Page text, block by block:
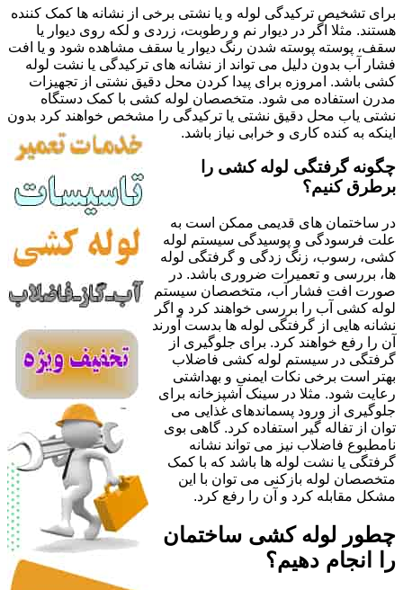
برای تشخیص ترکیدگی لوله و یا نشتی برخی از نشانه ها کمک کننده
هستند. مثلا اگر در دیوار نم و رطوبت، زردی و لکه روی دیوار یا
سقف، پوسته پوسته شدن رنگ دیوار یا سقف مشاهده شود و یا افت
فشار آب بدون دلیل می تواند از نشانه های ترکیدگی یا نشت لوله
کشی باشد. امروزه برای پیدا کردن محل دقیق نشتی از تجهیزات
مدرن استفاده می شود. متخصصان لوله کشی با کمک دستگاه
نشتی یاب محل دقیق نشتی یا ترکیدگی را مشخص خواهند کرد بدون
اینکه به کنده کاری و خرابی نیاز باشد.
چگونه گرفتگی لوله کشی را
برطرق کنیم؟
در ساختمان های قدیمی ممکن است به
علت فرسودگی و پوسیدگی سیستم لوله
کشی، رسوب، زنگ زدگی و گرفتگی لوله
ها، بررسی و تعمیرات ضروری باشد. در
صورت افت فشار آب، متخصصان سیستم
لوله کشی آب را بررسی خواهند کرد و اگر
نشانه هایی از گرفتگی لوله ها بدست آورند
آن را رفع خواهند کرد. برای جلوگیری از
گرفتگی در سیستم لوله کشی فاضلاب
بهتر است برخی نکات ایمنی و بهداشتی
رعایت شود. مثلا در سینک آشپزخانه برای
جلوگیری از ورود پسماندهای غذایی می
توان از تفاله گیر استفاده کرد. گاهی بوی
نامطبوع فاضلاب نیز می تواند نشانه
گرفتگی یا نشت لوله ها باشد که با کمک
متخصصان لوله بازکنی می توان با این
مشکل مقابله کرد و آن را رفع کرد.
چطور لوله کشی ساختمان
را انجام دهیم؟